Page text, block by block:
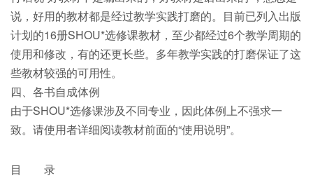
说，好用的教材都是经过教学实践打磨的。目前已列入出版
计划的16册SHOU*选修课教材，至少都经过6个教学周期的
使用和修改，有的还更长些。多年教学实践的打磨保证了这
些教材较强的可用性。
四、各书自成体例
由于SHOU*选修课涉及不同专业，因此体例上不强求一
致。请使用者详细阅读教材前面的“使用说明”。
目 录